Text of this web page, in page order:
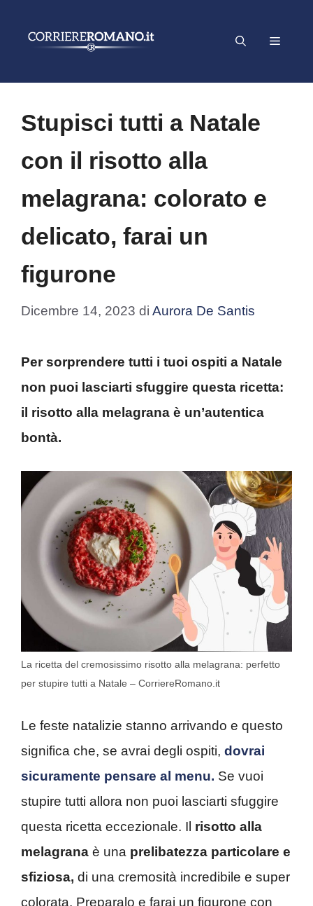
Menu
Stupisci tutti a Natale
con il risotto alla
melagrana: colorato e
delicato, farai un
figurone
Dicembre 14, 2023 di Aurora De Santis
Per sorprendere tutti i tuoi ospiti a Natale
non puoi lasciarti sfuggire questa ricetta:
il risotto alla melagrana è un’autentica
bontà.
La ricetta del cremosissimo risotto alla melagrana: perfetto
per stupire tutti a Natale – CorriereRomano.it
Le feste natalizie stanno arrivando e questo
significa che, se avrai degli ospiti, dovrai
sicuramente pensare al menu. Se vuoi
stupire tutti allora non puoi lasciarti sfuggire
questa ricetta eccezionale. Il risotto alla
melagrana è una prelibatezza particolare e
sfiziosa, di una cremosità incredibile e super
colorata. Preparalo e farai un figurone con